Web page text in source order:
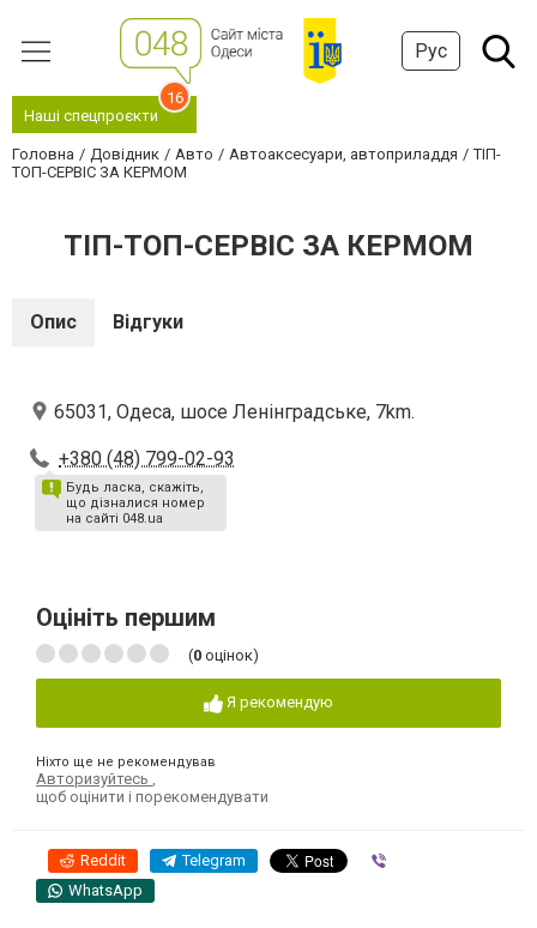
Рус
Наші спецпроєкти
16
Головна Довідник Авто Автоаксесуари, автоприладдя
ТІП-
ТОП-СЕРВІС ЗА КЕРМОМ
ТІП-ТОП-СЕРВІС ЗА КЕРМОМ
Опис Відгуки
65031, Одеса, шосе Ленінградське, 7km.
+380 (48) 799-02-93
Будь ласка, скажіть,
що дізналися номер
на сайті 048.ua
Оцініть першим
(0 оцінок)
Я рекомендую
Ніхто ще не рекомендував
Авторизуйтесь
щоб оцінити і порекомендувати
Reddit Telegram
WhatsApp